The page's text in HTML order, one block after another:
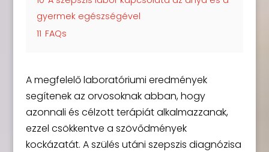
gyermek egészségével
11 FAQs
A megfelelő laboratóriumi eredmények
segítenek az orvosoknak abban, hogy
azonnali és célzott terápiát alkalmazzanak,
ezzel csökkentve a szövődmények
kockázatát. A szülés utáni szepszis diagnózisa